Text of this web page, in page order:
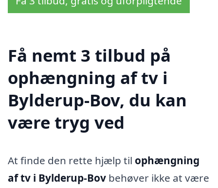
Få nemt 3 tilbud på
ophængning af tv i
Bylderup-Bov, du kan
være tryg ved
At finde den rette hjælp til ophængning
af tv i Bylderup-Bov behøver ikke at være